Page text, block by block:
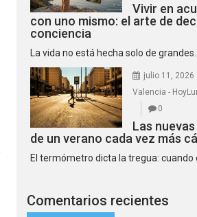
Vivir en
con uno mismo: el arte de
conciencia
La vida no está hecha solo de grandes...
julio 11, 2026
Valencia -
0
Las
de un verano cada vez más
El termómetro dicta la tregua: cuando
Comentarios recientes